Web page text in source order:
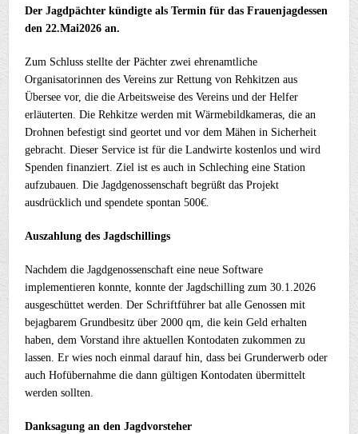
Der Jagdpächter kündigte als Termin für das Frauenjagdessen
den 22.Mai2026 an.
Zum Schluss stellte der Pächter zwei ehrenamtliche
Organisatorinnen des Vereins zur Rettung von Rehkitzen aus
Übersee vor, die die Arbeitsweise des Vereins und der Helfer
erläuterten. Die Rehkitze werden mit Wärmebildkameras, die an
Drohnen befestigt sind geortet und vor dem Mähen in Sicherheit
gebracht. Dieser Service ist für die Landwirte kostenlos und wird
Spenden finanziert. Ziel ist es auch in Schleching eine Station
aufzubauen. Die Jagdgenossenschaft begrüßt das Projekt
ausdrücklich und spendete spontan 500€.
Auszahlung des Jagdschillings
Nachdem die Jagdgenossenschaft eine neue Software
implementieren konnte, konnte der Jagdschilling zum 30.1.2026
ausgeschüttet werden. Der Schriftführer bat alle Genossen mit
bejagbarem Grundbesitz über 2000 qm, die kein Geld erhalten
haben, dem Vorstand ihre aktuellen Kontodaten zukommen zu
lassen. Er wies noch einmal darauf hin, dass bei Grunderwerb oder
auch Hofübernahme die dann gültigen Kontodaten übermittelt
werden sollten.
Danksagung an den Jagdvorsteher